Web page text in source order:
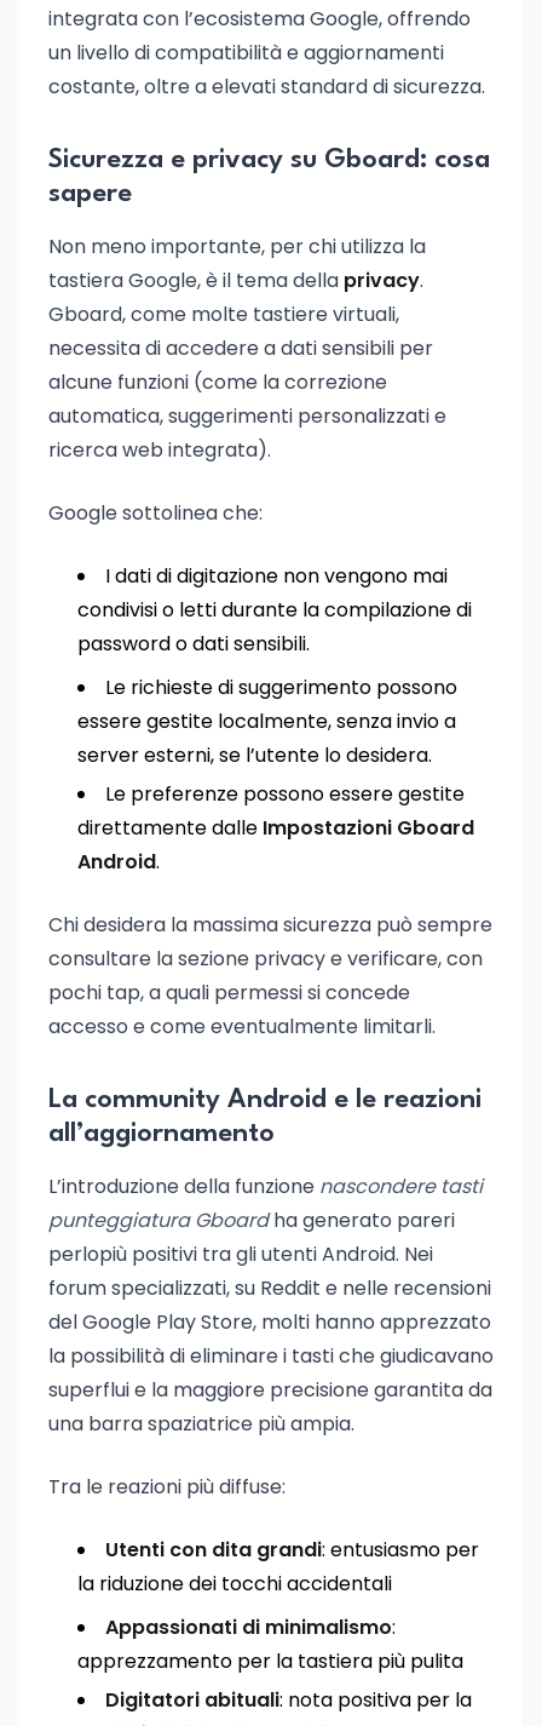
integrata con l’ecosistema Google, offrendo
un livello di compatibilità e aggiornamenti
costante, oltre a elevati standard di sicurezza.
Sicurezza e privacy su Gboard: cosa
sapere
Non meno importante, per chi utilizza la
tastiera Google, è il tema della privacy.
Gboard, come molte tastiere virtuali,
necessita di accedere a dati sensibili per
alcune funzioni (come la correzione
automatica, suggerimenti personalizzati e
ricerca web integrata).
Google sottolinea che:
I dati di digitazione non vengono mai
condivisi o letti durante la compilazione di
password o dati sensibili.
Le richieste di suggerimento possono
essere gestite localmente, senza invio a
server esterni, se l’utente lo desidera.
Le preferenze possono essere gestite
direttamente dalle Impostazioni Gboard
Android.
Chi desidera la massima sicurezza può sempre
consultare la sezione privacy e verificare, con
pochi tap, a quali permessi si concede
accesso e come eventualmente limitarli.
La community Android e le reazioni
all’aggiornamento
L’introduzione della funzione nascondere tasti
punteggiatura Gboardha generato pareri
perlopiù positivi tra gli utenti Android. Nei
forum specializzati, su Reddit e nelle recensioni
del Google Play Store, molti hanno apprezzato
la possibilità di eliminare i tasti che giudicavano
superflui e la maggiore precisione garantita da
una barra spaziatrice più ampia.
Tra le reazioni più diffuse:
Utenti con dita grandi: entusiasmo per
la riduzione dei tocchi accidentali
Appassionati di minimalismo:
apprezzamento per la tastiera più pulita
Digitatori abituali: nota positiva per la